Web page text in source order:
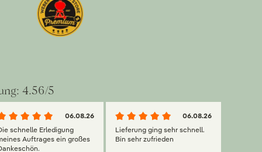
4.56/5
06.08.26
schnelle Erledigung
Auftrages ein großes
06.08.26
Lieferung ging sehr schnell.
Bin sehr zufrieden